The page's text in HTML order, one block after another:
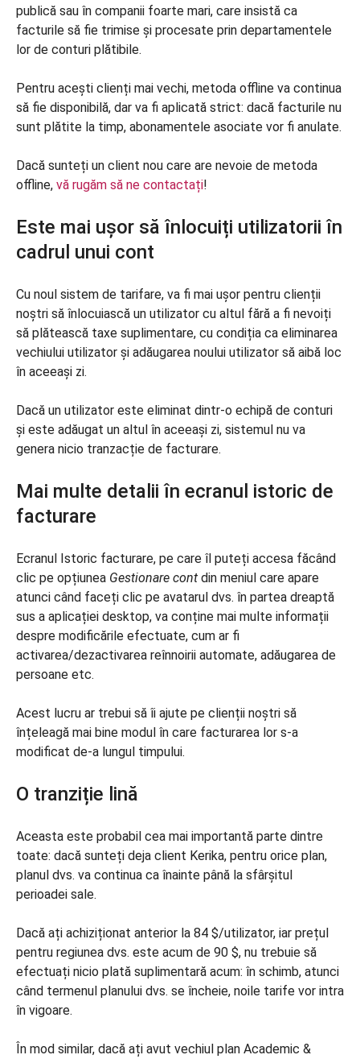
publică sau în companii foarte mari, care insistă ca
facturile să fie trimise și procesate prin departamentele
lor de conturi plătibile.
Pentru acești clienți mai vechi, metoda offline va continua
să fie disponibilă, dar va fi aplicată strict: dacă facturile nu
sunt plătite la timp, abonamentele asociate vor fi anulate.
Dacă sunteți un client nou care are nevoie de metoda
offline, vă rugăm să ne contactați!
Este mai ușor să înlocuiți utilizatorii în
cadrul unui cont
Cu noul sistem de tarifare, va fi mai ușor pentru clienții
noștri să înlocuiască un utilizator cu altul fără a fi nevoiți
să plătească taxe suplimentare, cu condiția ca eliminarea
vechiului utilizator și adăugarea noului utilizator să aibă loc
în aceeași zi.
Dacă un utilizator este eliminat dintr-o echipă de conturi
și este adăugat un altul în aceeași zi, sistemul nu va
genera nicio tranzacție de facturare.
Mai multe detalii în ecranul istoric de
facturare
Ecranul Istoric facturare, pe care îl puteți accesa făcând
clic pe opțiunea Gestionare cont din meniul care apare
atunci când faceți clic pe avatarul dvs. în partea dreaptă
sus a aplicației desktop, va conține mai multe informații
despre modificările efectuate, cum ar fi
activarea/dezactivarea reînnoirii automate, adăugarea de
persoane etc.
Acest lucru ar trebui să îi ajute pe clienții noștri să
înțeleagă mai bine modul în care facturarea lor s-a
modificat de-a lungul timpului.
O tranziție lină
Aceasta este probabil cea mai importantă parte dintre
toate: dacă sunteți deja client Kerika, pentru orice plan,
planul dvs. va continua ca înainte până la sfârșitul
perioadei sale.
Dacă ați achiziționat anterior la 84 $/utilizator, iar prețul
pentru regiunea dvs. este acum de 90 $, nu trebuie să
efectuați nicio plată suplimentară acum: în schimb, atunci
când termenul planului dvs. se încheie, noile tarife vor intra
în vigoare.
În mod similar, dacă ați avut vechiul plan Academic &